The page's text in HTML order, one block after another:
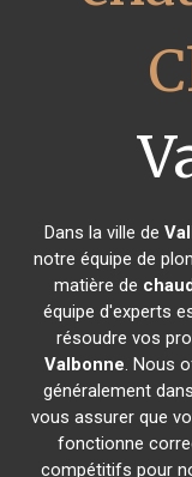
Dans la ville de
notre équipe de
matière de
équipe d'experts
résoudre vos
Valbonne. Nous
généralement
vous assurer que
fonctionne
compétitifs pour